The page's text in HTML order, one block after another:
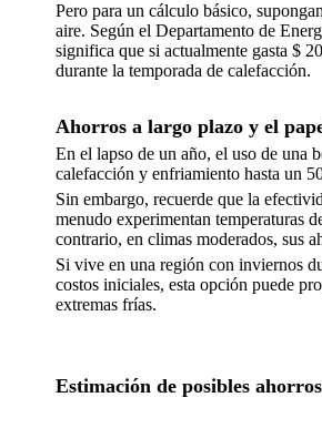
Pero para un cálculo básico,
aire. Según el Departamento de
significa que si actualmente gasta $
durante la temporada de calefacción.
Ahorros a largo plazo y el
En el lapso de un año, el uso de una
calefacción y enfriamiento hasta un
Sin embargo, recuerde que la
menudo experimentan temperaturas
contrario, en climas moderados, sus
Si vive en una región con inviernos
costos iniciales, esta opción puede
extremas frías.
Estimación de posibles ahorros